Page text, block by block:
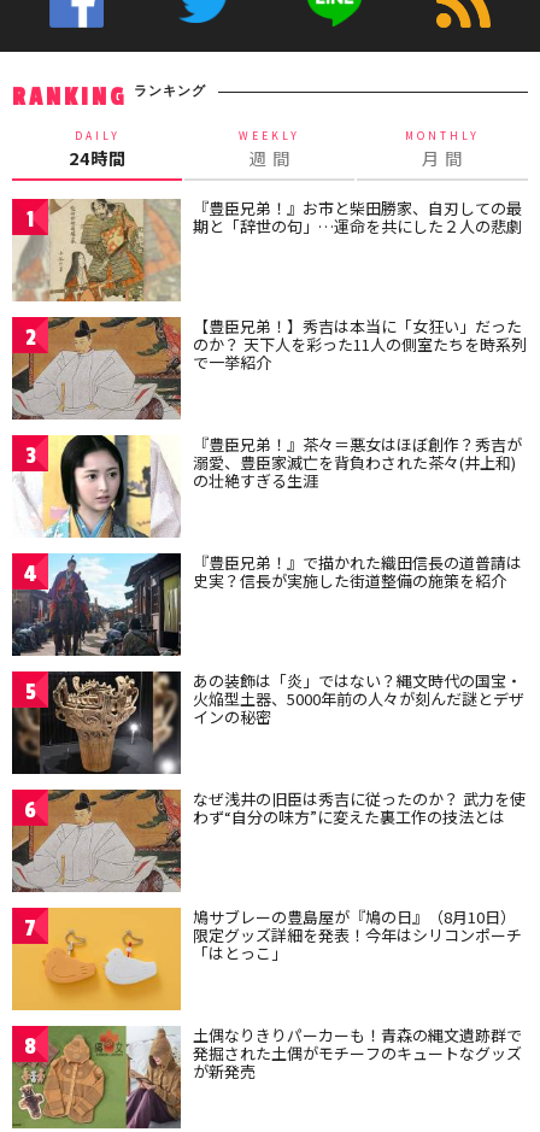
RANKING ランキング
DAILY
24時間
WEEKLY
週 間
MONTHLY
月 間
1 『豊臣兄弟！』お市と柴田勝家、自刃しての最
期と「辞世の句」…運命を共にした２人の悲劇
2 【豊臣兄弟！】秀吉は本当に「女狂い」だった
のか？ 天下人を彩った11人の側室たちを時系列
で一挙紹介
3 『豊臣兄弟！』茶々＝悪女はほぼ創作？秀吉が
溺愛、豊臣家滅亡を背負わされた茶々(井上和)
の壮絶すぎる生涯
4 『豊臣兄弟！』で描かれた織田信長の道普請は
史実？信長が実施した街道整備の施策を紹介
5 あの装飾は「炎」ではない？縄文時代の国宝・
火焔型土器、5000年前の人々が刻んだ謎とデザ
インの秘密
6 なぜ浅井の旧臣は秀吉に従ったのか？ 武力を使
わず“自分の味方”に変えた裏工作の技法とは
7 鳩サブレーの豊島屋が『鳩の日』（8月10日）
限定グッズ詳細を発表！今年はシリコンポーチ
「はとっこ」
8 土偶なりきりパーカーも！青森の縄文遺跡群で
発掘された土偶がモチーフのキュートなグッズ
が新発売